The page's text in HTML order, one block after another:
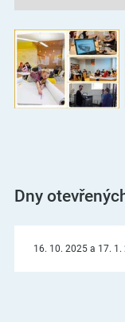
Dny
16. 10. 2025 a 17.